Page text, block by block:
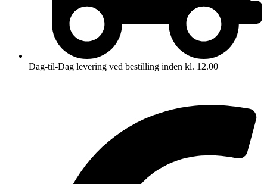
Dag-til-Dag levering ved bestilling inden kl. 12.00